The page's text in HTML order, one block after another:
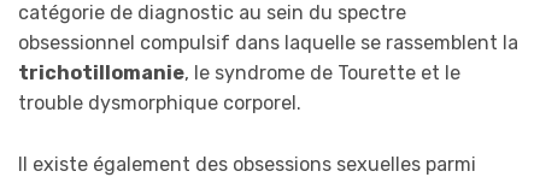
catégorie de diagnostic au sein du spectre
obsessionnel compulsif dans laquelle se rassemblent la
trichotillomanie, le syndrome de Tourette et le
trouble dysmorphique corporel.
Il existe également des obsessions sexuelles parmi